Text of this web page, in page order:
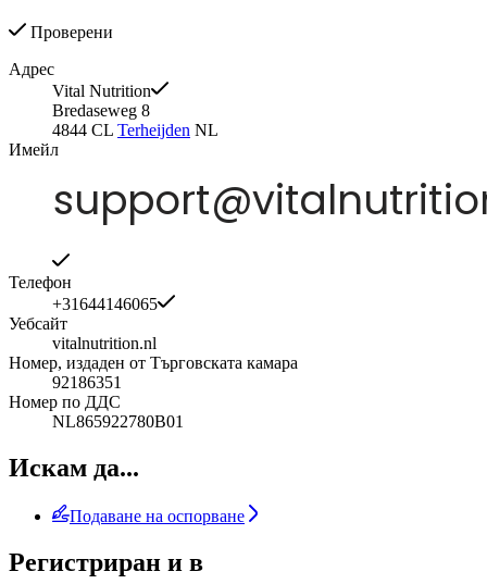
Проверени
Адрес
Vital Nutrition
Bredaseweg 8
4844 CL Terheijden NL
Имейл
Телефон
+31644146065
Уебсайт
vitalnutrition.nl
Номер, издаден от Търговската камара
92186351
Номер по ДДС
NL865922780B01
Искам да...
Подаване на оспорване
Регистриран и в